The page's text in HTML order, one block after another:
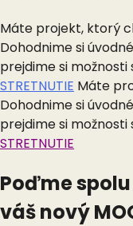
Máte projekt, ktorý
Dohodnime si
prejdime si možnosti
STRETNUTIE Máte
Dohodnime si
prejdime si možnosti
STRETNUTIE
Poďme
váš nový